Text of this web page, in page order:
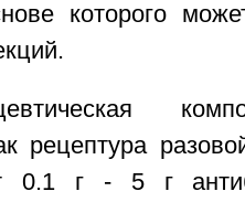
которого
рецептура
0.1 г - 5 г